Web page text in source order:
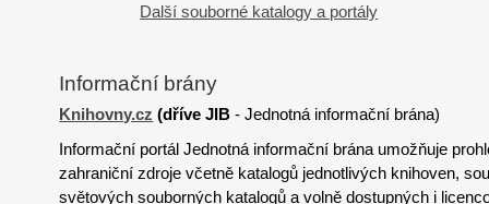
Další souborné katalogy a portály
Informační brány
Knihovny.cz (dříveJIB - Jednotná informační brána)
Informační portál Jednotná informační brána umožňuje
zahraniční zdroje včetně katalogů jednotlivých knihoven,
světových souborných katalogů a volně dostupných i